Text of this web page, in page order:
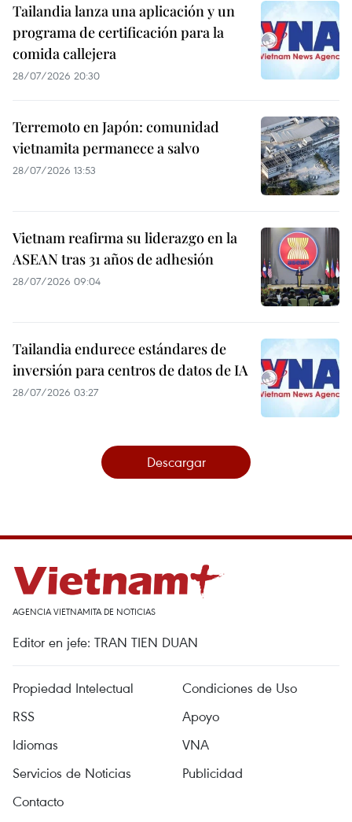
Tailandia lanza una aplicación y un
programa de certificación para la
comida callejera
28/07/2026 20:30
Terremoto en Japón: comunidad
vietnamita permanece a salvo
28/07/2026 13:53
Vietnam reafirma su liderazgo en la
ASEAN tras 31 años de adhesión
28/07/2026 09:04
Tailandia endurece estándares de
inversión para centros de datos de IA
28/07/2026 03:27
Descargar
AGENCIA VIETNAMITA DE NOTICIAS
Editor en jefe: TRAN TIEN DUAN
Propiedad Intelectual
Condiciones de Uso
RSS
Apoyo
Idiomas
VNA
Servicios de Noticias
Publicidad
Contacto